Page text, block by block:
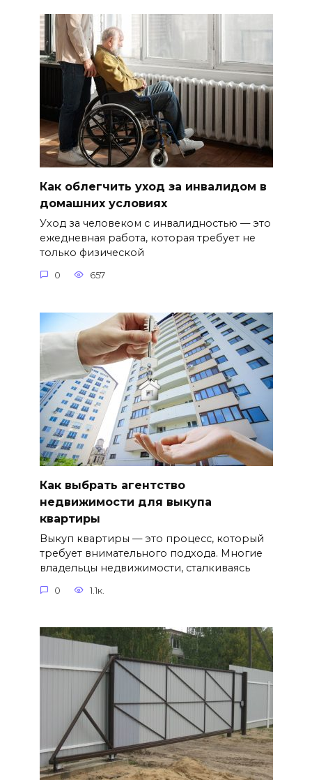
Как облегчить уход за инвалидом в
домашних условиях
Уход за человеком с инвалидностью — это
ежедневная работа, которая требует не
только физической
0 657
Как выбрать агентство
недвижимости для выкупа
квартиры
Выкуп квартиры — это процесс, который
требует внимательного подхода. Многие
владельцы недвижимости, сталкиваясь
0 1.1к.